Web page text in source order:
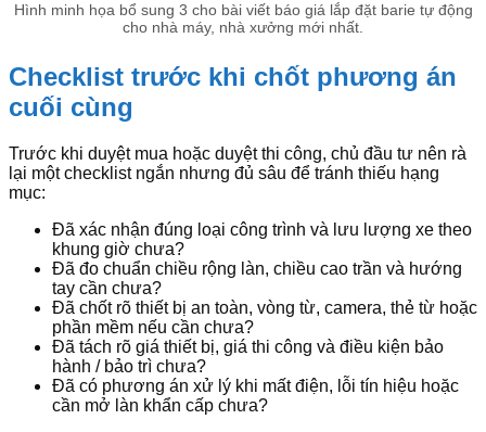
Hình minh họa bổ sung 3 cho bài viết báo giá lắp đặt barie tự động
cho nhà máy, nhà xưởng mới nhất.
Checklist trước khi chốt phương án
cuối cùng
Trước khi duyệt mua hoặc duyệt thi công, chủ đầu tư nên rà
lại một checklist ngắn nhưng đủ sâu để tránh thiếu hạng
mục:
Đã xác nhận đúng loại công trình và lưu lượng xe theo
khung giờ chưa?
Đã đo chuẩn chiều rộng làn, chiều cao trần và hướng
tay cần chưa?
Đã chốt rõ thiết bị an toàn, vòng từ, camera, thẻ từ hoặc
phần mềm nếu cần chưa?
Đã tách rõ giá thiết bị, giá thi công và điều kiện bảo
hành / bảo trì chưa?
Đã có phương án xử lý khi mất điện, lỗi tín hiệu hoặc
cần mở làn khẩn cấp chưa?